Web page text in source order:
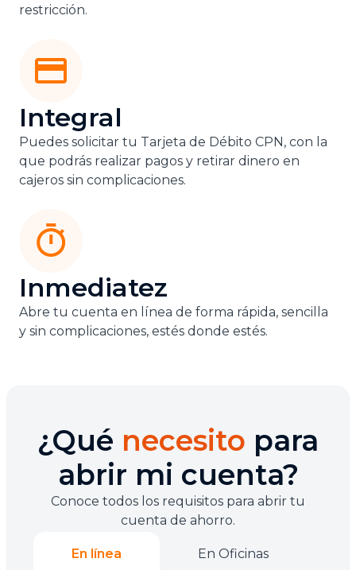
restricción.
Integral
Puedes solicitar tu Tarjeta de Débito CPN, con la
que podrás realizar pagos y retirar dinero en
cajeros sin complicaciones.
Inmediatez
Abre tu cuenta en línea de forma rápida, sencilla
y sin complicaciones, estés donde estés.
¿Qué necesito para
abrir mi cuenta?
Conoce todos los requisitos para abrir tu
cuenta de ahorro.
En línea En Oficinas